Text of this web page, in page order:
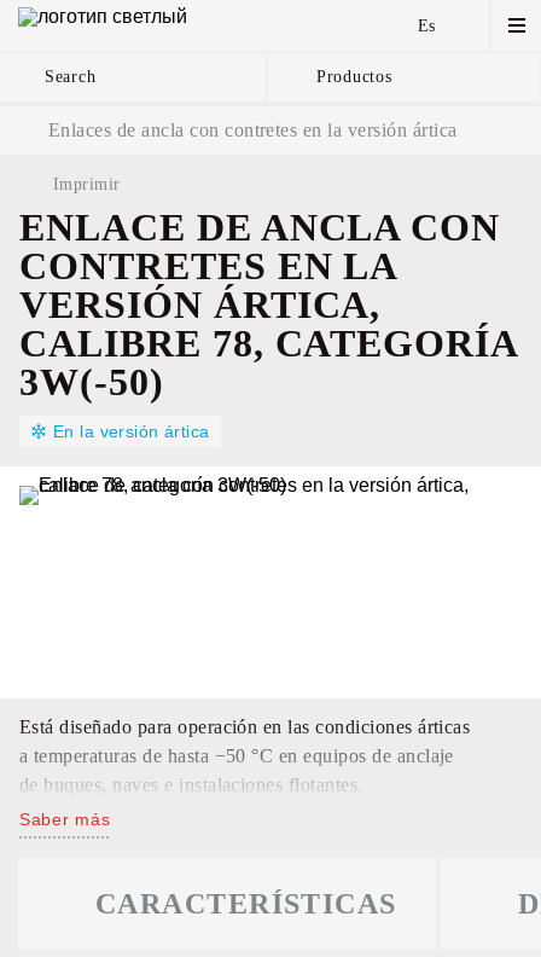
Es
Search Productos
componentes
Enlaces de ancla con contretes en la versión ártica
Imprimir
ENLACE DE ANCLA CON
CONTRETES EN LA
VERSIÓN ÁRTICA,
CALIBRE 78, CATEGORÍA
3W(-50)
En la versión ártica
Está diseñado para operación en las condiciones árticas
a temperaturas de hasta −50 °С en equipos de anclaje
de buques, naves e instalaciones flotantes.
Saber más
CARACTERÍSTICAS